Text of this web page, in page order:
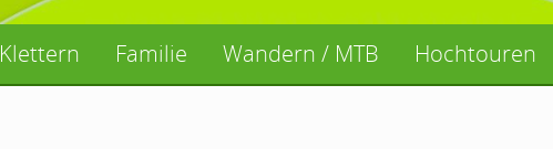
Klettern Familie Wandern / MTB Hochtouren